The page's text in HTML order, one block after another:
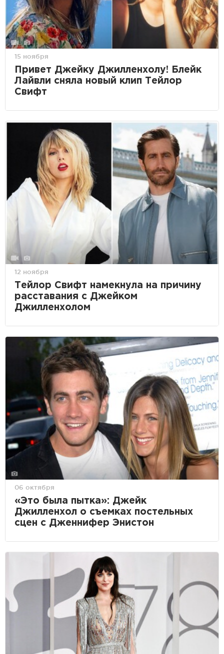
15 ноября
Привет Джейку Джилленхолу! Блейк
Лайвли сняла новый клип Тейлор
Свифт
12 ноября
Тейлор Свифт намекнула на причину
расставания с Джейком
Джилленхолом
06 октября
«Это была пытка»: Джейк
Джилленхол о съемках постельных
сцен с Дженнифер Энистон